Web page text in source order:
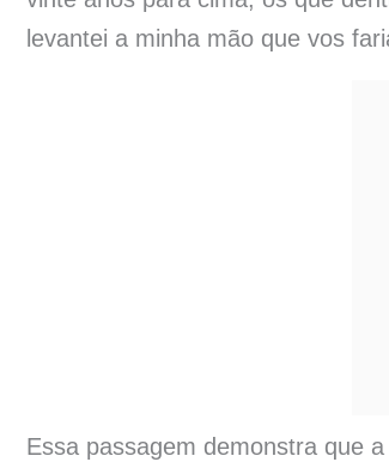
levantei a minha mão que vos
Essa passagem demonstra que